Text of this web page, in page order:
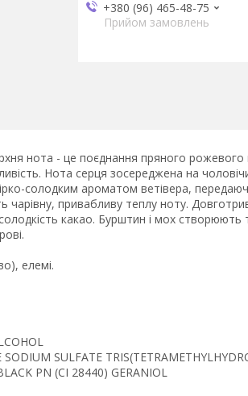
+380 (96) 465-48-75
Прийом замовлень
нота - це поєднання пряного
Нота серця зосереджена на
солодким ароматом ветівера,
чарівну, привабливу теплу ноту.
какао. Бурштин і мох
елемі.
SULFATE
PN (CI 28440) GERANIOL